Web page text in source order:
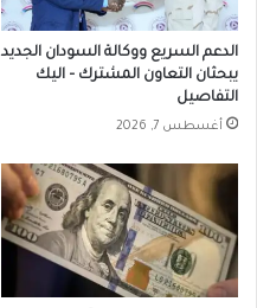
الدعم السريع ووكالة السودان الجديد
يبحثان التعاون المشترك – اليك
التفاصيل
أغسطس 7, 2026